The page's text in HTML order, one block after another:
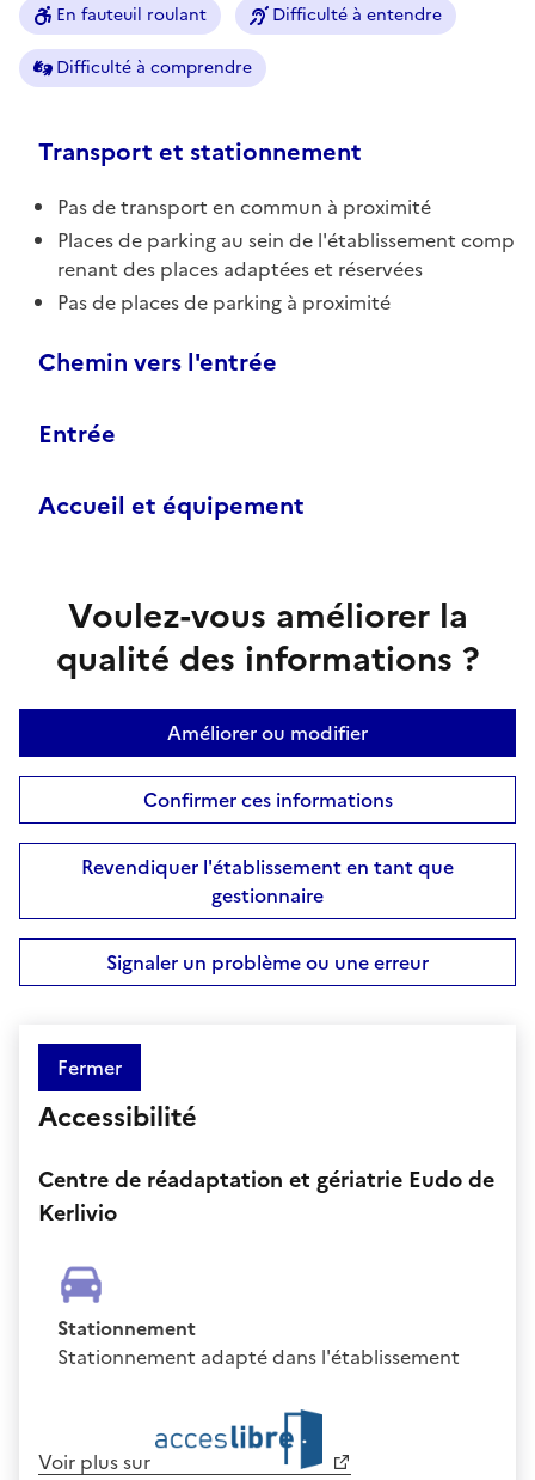
En fauteuil roulant Difficulté à entendre
Difficulté à comprendre
Transport et stationnement
Pas de transport en commun à proximité
Places de parking au sein de l'établissement comp
renant des places adaptées et réservées
Pas de places de parking à proximité
Chemin vers l'entrée
Entrée
Accueil et équipement
Voulez-vous améliorer la
qualité des informations ?
Améliorer ou modifier
Confirmer ces informations
Revendiquer l'établissement en tant que
gestionnaire
Signaler un problème ou une erreur
Fermer
Accessibilité
Centre de réadaptation et gériatrie Eudo de
Kerlivio
Stationnement
Stationnement adapté dans l'établissement
Voir plus sur